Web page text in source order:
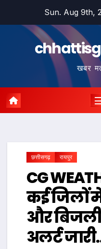
Sun. Aug 9th,
खबर
छत्तीसगढ़ रायपुर
CG
कई जिलों
और
अलर्ट